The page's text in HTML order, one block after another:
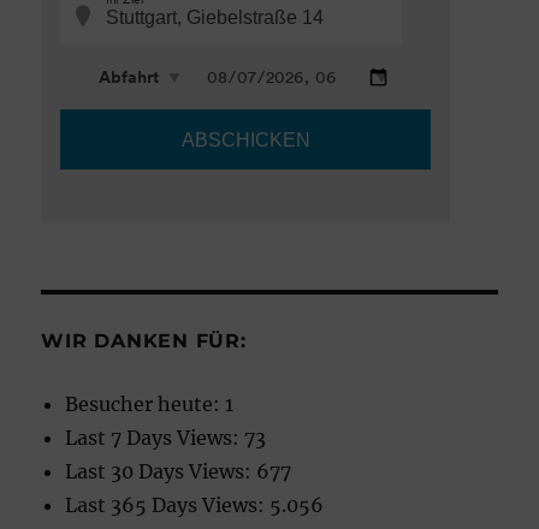
WIR DANKEN FÜR:
Besucher heute: 1
Last 7 Days Views: 73
Last 30 Days Views: 677
Last 365 Days Views: 5.056